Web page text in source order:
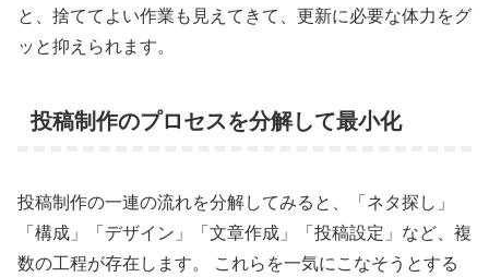
と、捨ててよい作業も見えてきて、更新に必要な体力をグ
ッと抑えられます。
投稿制作のプロセスを分解して最小化
投稿制作の一連の流れを分解してみると、「ネタ探し」
「構成」「デザイン」「文章作成」「投稿設定」など、複
数の工程が存在します。 これらを一気にこなそうとする